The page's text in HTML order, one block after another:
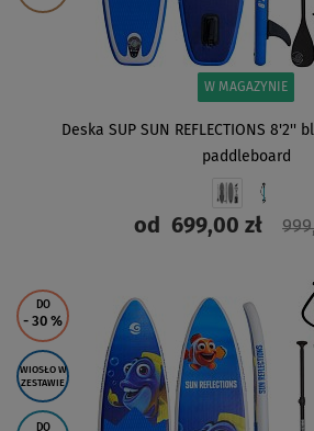
W MAGAZYNIE
Deska SUP SUN REFLECTIONS 8'2''
paddleboard
od 699,00 zł
DO
- 30 %
WIOSŁO W
ZESTAWIE
DO